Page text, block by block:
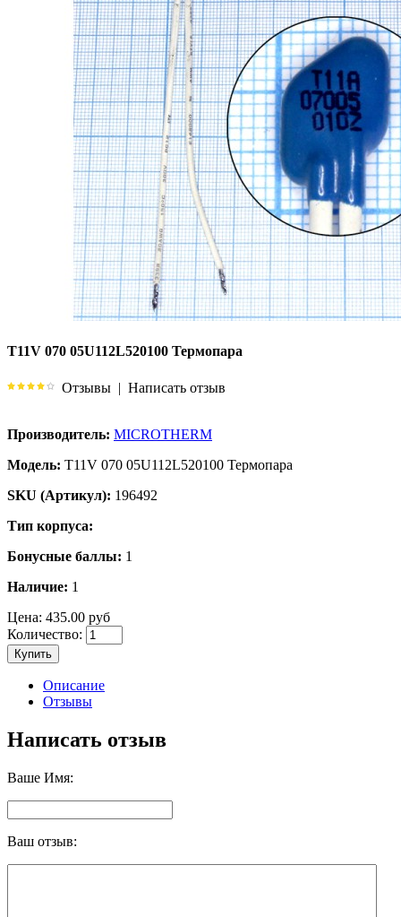
T11V 070 05U112L520100 Термопара
Отзывы | Написать отзыв
Производитель: MICROTHERM
Модель: T11V 070 05U112L520100 Термопара
SKU (Артикул): 196492
Тип корпуса:
Бонусные баллы: 1
Наличие: 1
Цена: 435.00 руб
Количество:
Купить
Описание
Отзывы
Написать отзыв
Ваше Имя:
Ваш отзыв: